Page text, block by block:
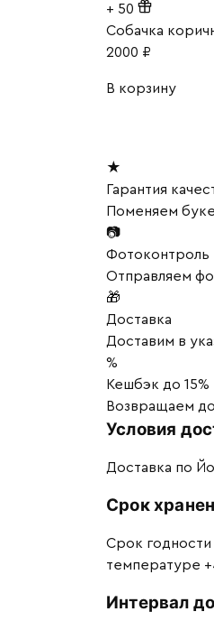
+ 50
Собачка
2000 ₽
В корзину
★
Гарантия
Поменяем
📷
Фотоконтроль
Отправляем
🎁
Доставка
Доставим в
%
Кешбэк до 15%
Возвращаем до
Условия
Доставка по
Срок
Срок годности
температуре
Интервал